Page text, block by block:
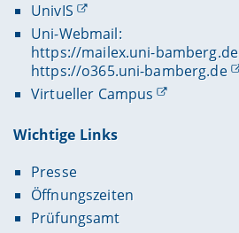
UnivIS
Uni-Webmail:
https://mailex.uni-bamberg.de
https://o365.uni-bamberg.de
Virtueller Campus
Wichtige Links
Presse
Öffnungszeiten
Prüfungsamt